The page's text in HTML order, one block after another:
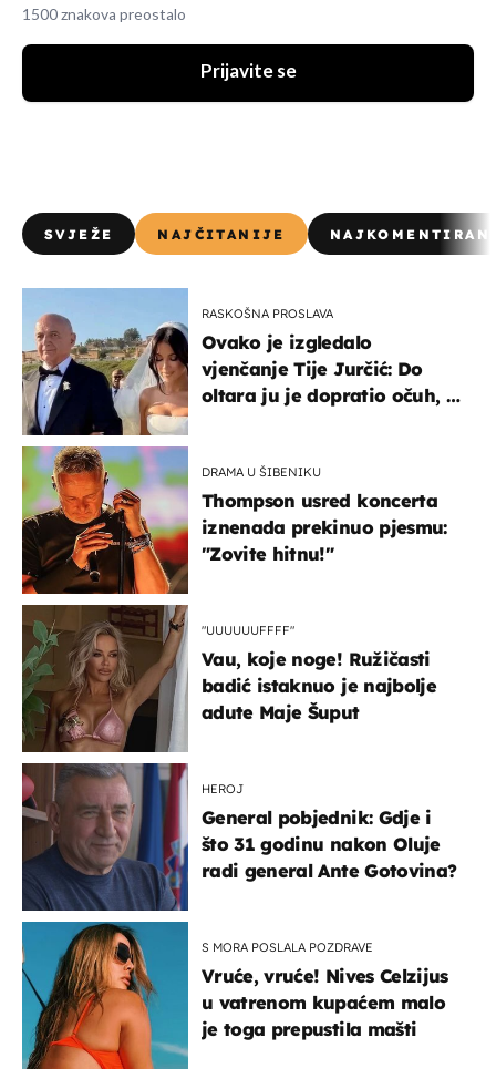
1500 znakova preostalo
Prijavite se
SVJEŽE NAJČITANIJE
RASKOŠNA PROSLAVA
Ovako je izgledalo
vjenčanje Tije Jurčić: Do
oltara ju je dopratio očuh, a
DRAMA U ŠIBENIKU
Thompson usred koncerta
iznenada prekinuo pjesmu:
"Zovite hitnu!"
"UUUUUUFFFF"
Vau, koje noge! Ružičasti
badić istaknuo je najbolje
adute Maje Šuput
HEROJ
General pobjednik: Gdje i
što 31 godinu nakon Oluje
radi general Ante Gotovina?
S MORA POSLALA POZDRAVE
Vruće, vruće! Nives Celzijus
u vatrenom kupaćem malo
je toga prepustila mašti